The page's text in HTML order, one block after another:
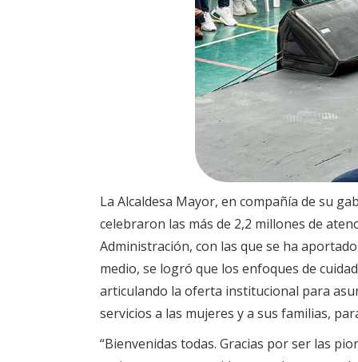
La Alcaldesa Mayor, en compañía de su
celebraron las más de 2,2 millones de
Administración, con las que se ha
medio, se logró que los enfoques de
articulando la oferta institucional para
servicios a las mujeres y a sus familias,
“Bienvenidas todas. Gracias por ser las